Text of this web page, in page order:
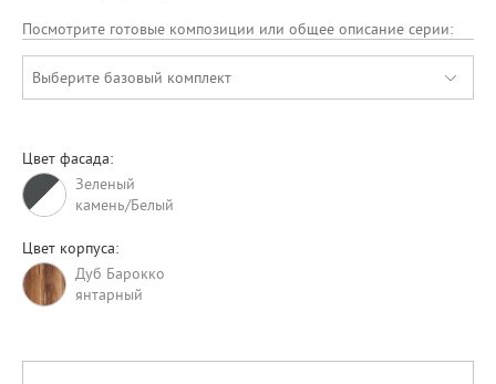
Посмотрите готовые композиции или общее описание серии:
Выберите базовый комплект
Цвет фасада:
Зеленый
камень/Белый
Цвет корпуса:
Дуб Барокко
янтарный